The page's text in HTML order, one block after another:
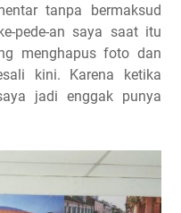
tanpa bermaksud
pede-an saya saat itu
menghapus foto dan
kini. Karena ketika
jadi enggak punya